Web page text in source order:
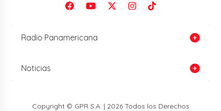
Radio Panamericana
Noticias
Copyright © GPR S.A. | 2026 Todos los Derechos